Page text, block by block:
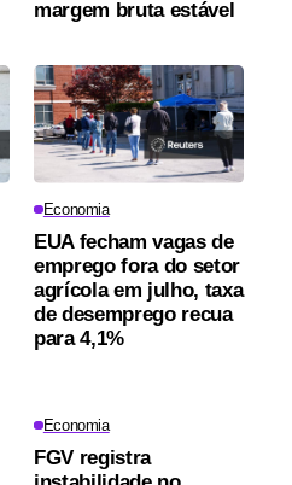
margem bruta estável
Economia
EUA fecham vagas de
emprego fora do setor
agrícola em julho, taxa
de desemprego recua
para 4,1%
Economia
FGV registra